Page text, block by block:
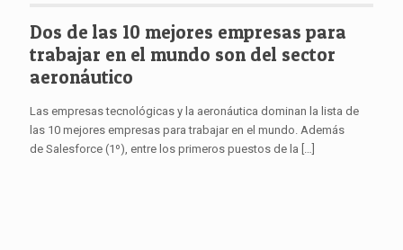
Dos de las 10 mejores empresas para
trabajar en el mundo son del sector
aeronáutico
Las empresas tecnológicas y la aeronáutica dominan la lista de
las 10 mejores empresas para trabajar en el mundo. Además
de Salesforce (1º), entre los primeros puestos de la